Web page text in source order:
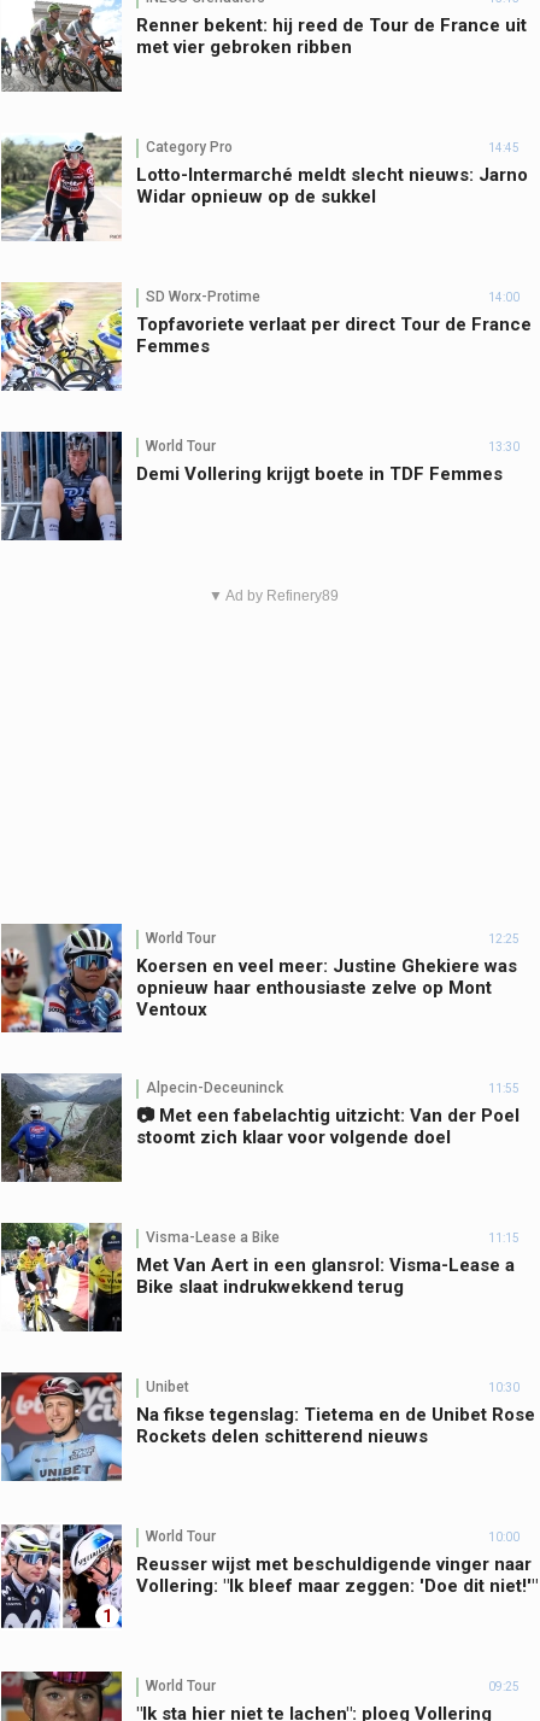
Renner bekent: hij reed de Tour de France uit
met vier gebroken ribben
Category Pro 14:45
Lotto-Intermarché meldt slecht nieuws: Jarno
Widar opnieuw op de sukkel
SD Worx-Protime 14:00
Topfavoriete verlaat per direct Tour de France
Femmes
World Tour 13:30
Demi Vollering krijgt boete in TDF Femmes
▼ Ad by Refinery89
World Tour 12:25
Koersen en veel meer: Justine Ghekiere was
opnieuw haar enthousiaste zelve op Mont
Ventoux
Alpecin-Deceuninck 11:55
📷 Met een fabelachtig uitzicht: Van der Poel
stoomt zich klaar voor volgende doel
Visma-Lease a Bike 11:15
Met Van Aert in een glansrol: Visma-Lease a
Bike slaat indrukwekkend terug
Unibet 10:30
Na fikse tegenslag: Tietema en de Unibet Rose
Rockets delen schitterend nieuws
1
World Tour 10:00
Reusser wijst met beschuldigende vinger naar
Vollering: "Ik bleef maar zeggen: 'Doe dit niet!'"
World Tour 09:25
"Ik sta hier niet te lachen": ploeg Vollering